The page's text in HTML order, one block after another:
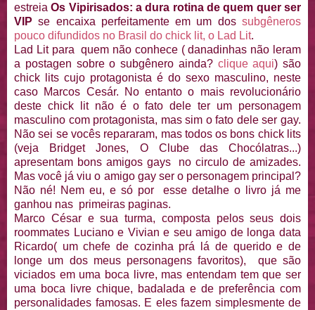
estreiaOs Vipirisados: a dura rotina de quem quer ser
VIP se encaixa perfeitamente em um dos subgêneros
pouco difundidos no Brasil do chick lit, o Lad Lit.
Lad Lit para quem não conhece ( danadinhas não leram
a postagen sobre o subgênero ainda? clique aqui) são
chick lits cujo protagonista é do sexo masculino, neste
caso Marcos Cesár. No entanto o mais revolucionário
deste chick lit não é o fato dele ter um personagem
masculino com protagonista, mas sim o fato dele ser gay.
Não sei se vocês repararam, mas todos os bons chick lits
(veja Bridget Jones, O Clube das Chocólatras...)
apresentam bons amigos gays no circulo de amizades.
Mas você já viu o amigo gay ser o personagem principal?
Não né! Nem eu, e só por esse detalhe o livro já me
ganhou nas primeiras paginas.
Marco César e sua turma, composta pelos seus dois
roommates Luciano e Vivian e seu amigo de longa data
Ricardo( um chefe de cozinha prá lá de querido e de
longe um dos meus personagens favoritos), que são
viciados em uma boca livre, mas entendam tem que ser
uma boca livre chique, badalada e de preferência com
personalidades famosas. E eles fazem simplesmente de